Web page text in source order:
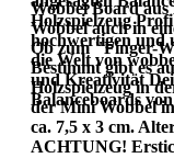
Holzspielzeug
hochwertigen und
die Welt von
und Kreativität
Balanceboards
Wobbel Board
Wobbel auch in
Ob zum "Finger-
Bestimmt gibt es
Holzspielzeug in
der Mini Wobbel
ca. 7,5 x 3 cm.
ACHTUNG!